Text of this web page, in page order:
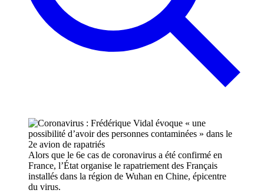
Alors que le 6e cas de coronavirus a été confirmé en
France, l’État organise le rapatriement des Français
installés dans la région de Wuhan en Chine, épicentre
du virus.